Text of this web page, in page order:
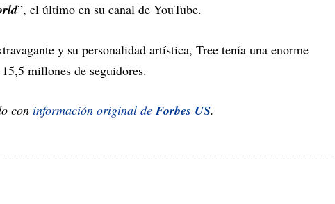
”, el último en su canal de YouTube.
y su personalidad artística, Tree tenía una enorme
millones de seguidores.
con información original deForbes US.